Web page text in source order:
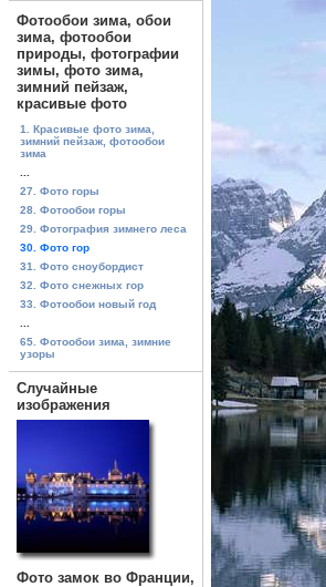
Фотообои зима, обои
зима, фотообои
природы, фотографии
зимы, фото зима,
зимний пейзаж,
красивые фото
1. Красивые фото зима,
зимний пейзаж, фотообои
зима
27. Фото горы
28. Фотообои горы
29. Фотография зимнего леса
30. Фото гор
31. Фото сноубордист
32. Фото снежных гор
33. Фотообои новый год
65. Фотообои зима, зимние
узоры
Случайные
изображения
Фото замок во Франции,